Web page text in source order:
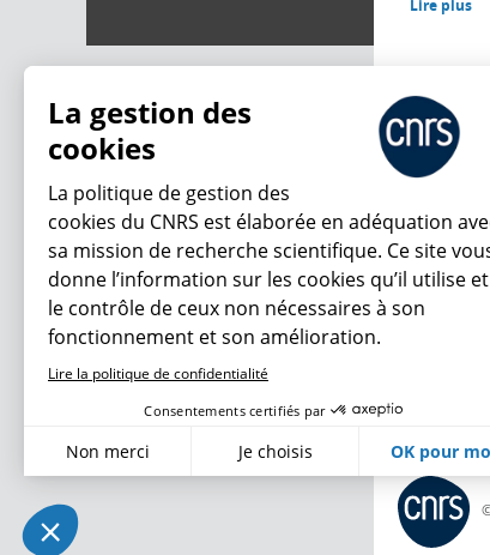
Lire plus
Charte
Données
La gestion des
cookies
La politique de gestion des
cookies du CNRS est élaborée en adéquation
sa mission de recherche scientifique. Ce site
donne l’information sur les cookies qu’il utilise et
le contrôle de ceux non nécessaires à son
fonctionnement et son amélioration.
Lire la politique de confidentialité
Consentements certifiés par
Non merci Je choisis OK pour
Plateforme de Gestion du Consentement :
Notre plateforme vous permet d'adapter et de gérer